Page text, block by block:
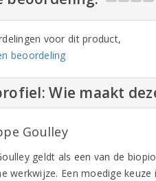
voor dit product,
beoordeling
Wie maakt
Goulley
geldt als een van de
werkwijze. Een moedige